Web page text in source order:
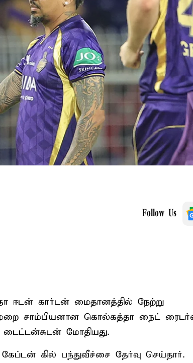
Follow Us
ஈடன் கார்டன் மைதானத்தில் நேற்று
சாம்பியனான கொல்கத்தா நைட்
மோதியது.
கில் பந்துவீச்சை தேர்வு செய்தார்.